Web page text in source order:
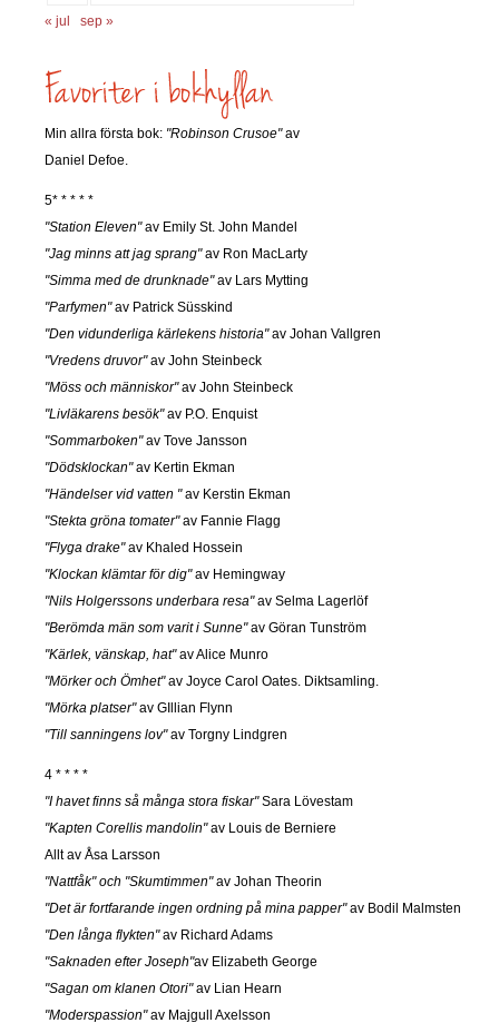
« jul
sep »
Min allra första bok: "Robinson Crusoe"av
Daniel Defoe.
5* * * * *
"Station Eleven"av Emily St. John Mandel
"Jag minns att jag sprang"av Ron MacLarty
"Simma med de drunknade"av Lars Mytting
"Parfymen"av Patrick Süsskind
"Den vidunderliga kärlekens historia"av Johan Vallgren
"Vredens druvor"av John Steinbeck
"Möss och människor"av John Steinbeck
"Livläkarens besök"av P.O. Enquist
"Sommarboken"av Tove Jansson
"Dödsklockan"av Kertin Ekman
"Händelser vid vatten "av Kerstin Ekman
"Stekta gröna tomater"av Fannie Flagg
"Flyga drake"av Khaled Hossein
"Klockan klämtar för dig"av Hemingway
"Nils Holgerssons underbara resa"av Selma Lagerlöf
"Berömda män som varit i Sunne"av Göran Tunström
"Kärlek, vänskap, hat"av Alice Munro
"Mörker och Ömhet"av Joyce Carol Oates. Diktsamling.
"Mörka platser"av GIllian Flynn
"Till sanningens lov"av Torgny Lindgren
4 * * * *
"I havet finns så många stora fiskar"Sara Lövestam
"Kapten Corellis mandolin"av Louis de Berniere
Allt av Åsa Larsson
"Nattfåk" och "Skumtimmen"av Johan Theorin
"Det är fortfarande ingen ordning på mina papper"av Bodil Malmsten
"Den långa flykten"av Richard Adams
"Saknaden efter Joseph"av Elizabeth George
"Sagan om klanen Otori"av Lian Hearn
"Moderspassion"av Majgull Axelsson